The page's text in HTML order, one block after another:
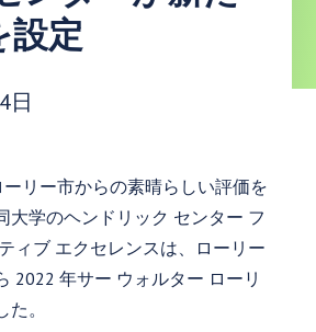
設定
日
ーリー市からの素晴らしい評価を
大学のヘンドリック センター フ
ィブ エクセレンスは、ローリー
2022 年サー ウォルター ローリ
。